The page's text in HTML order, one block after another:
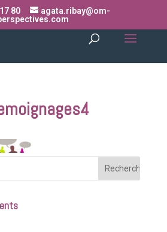
80
agata.ribay@om-